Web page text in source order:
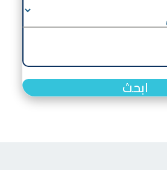
ابحث